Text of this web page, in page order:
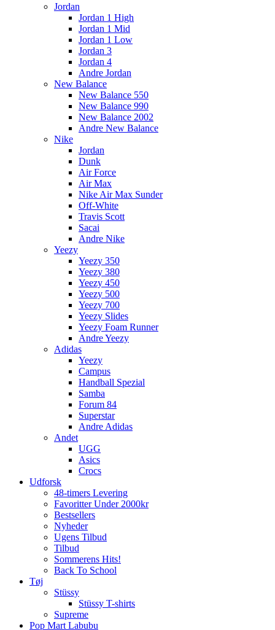
Jordan
Jordan 1 High
Jordan 1 Mid
Jordan 1 Low
Jordan 3
Jordan 4
Andre Jordan
New Balance
New Balance 550
New Balance 990
New Balance 2002
Andre New Balance
Nike
Jordan
Dunk
Air Force
Air Max
Nike Air Max Sunder
Off-White
Travis Scott
Sacai
Andre Nike
Yeezy
Yeezy 350
Yeezy 380
Yeezy 450
Yeezy 500
Yeezy 700
Yeezy Slides
Yeezy Foam Runner
Andre Yeezy
Adidas
Yeezy
Campus
Handball Spezial
Samba
Forum 84
Superstar
Andre Adidas
Andet
UGG
Asics
Crocs
Udforsk
48-timers Levering
Favoritter Under 2000kr
Bestsellers
Nyheder
Ugens Tilbud
Tilbud
Sommerens Hits!
Back To School
Tøj
Stüssy
Stüssy T-shirts
Supreme
Pop Mart Labubu